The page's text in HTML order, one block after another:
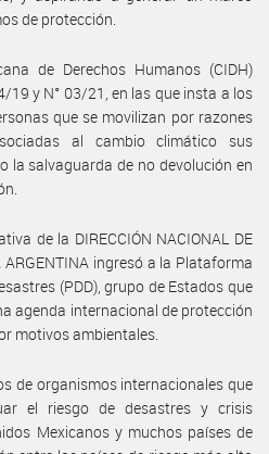
de protección.
de Derechos Humanos (CIDH)
19 y N° 03/21, en las que insta a los
que se movilizan por razones
al cambio climático sus
la salvaguarda de no devolución en
de la DIRECCIÓN NACIONAL DE
ARGENTINA ingresó a la Plataforma
(PDD), grupo de Estados que
agenda internacional de protección
motivos ambientales.
de organismos internacionales que
el riesgo de desastres y crisis
Mexicanos y muchos países de